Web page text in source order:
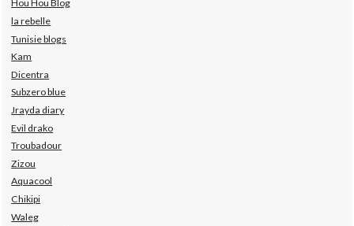
Hou Hou Blog
la rebelle
Tunisie blogs
Kam
Dicentra
Subzero blue
Jrayda diary
Evil drako
Troubadour
Zizou
Aquacool
Chikipi
Waleg